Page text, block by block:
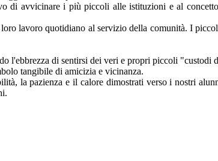
di avvicinare i più piccoli alle istituzioni e al
lavoro quotidiano al servizio della comunità. I
l'ebbrezza di sentirsi dei veri e propri piccoli "custodi
tangibile di amicizia e vicinanza.
la pazienza e il calore dimostrati verso i nostri